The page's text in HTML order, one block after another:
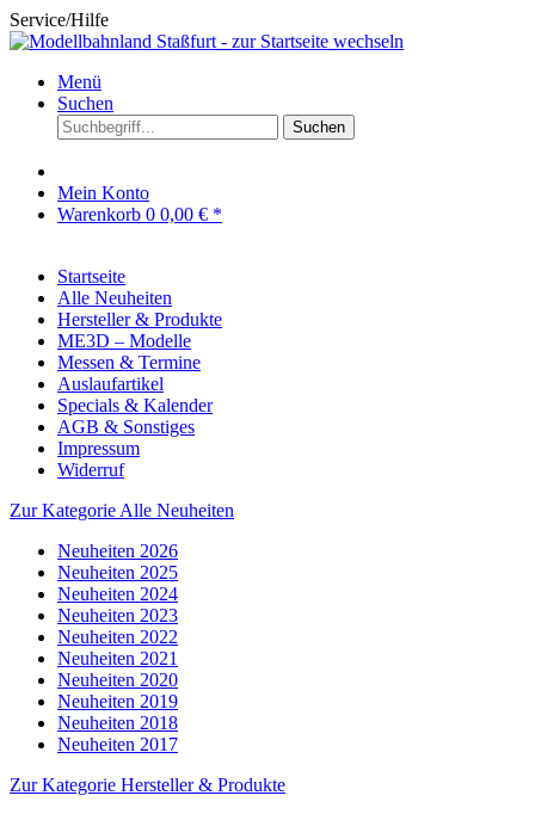
Service/Hilfe
Menü
Suchen
Suchen
Mein Konto
Warenkorb 0 0,00 € *
Startseite
Alle Neuheiten
Hersteller & Produkte
ME3D – Modelle
Messen & Termine
Auslaufartikel
Specials & Kalender
AGB & Sonstiges
Impressum
Widerruf
Zur Kategorie Alle Neuheiten
Neuheiten 2026
Neuheiten 2025
Neuheiten 2024
Neuheiten 2023
Neuheiten 2022
Neuheiten 2021
Neuheiten 2020
Neuheiten 2019
Neuheiten 2018
Neuheiten 2017
Zur Kategorie Hersteller & Produkte